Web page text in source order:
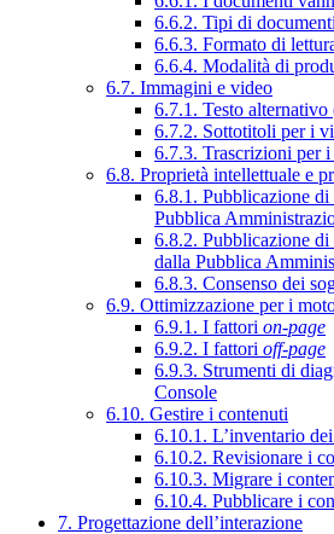
6.6.2. Tipi di documenti
6.6.3. Formato di
6.6.4. Modalità di
6.7. Immagini e video
6.7.1. Testo
6.7.2. Sottotitoli per i
6.7.3. Trascrizioni per
6.8. Proprietà intellettuale e
6.8.1. Pubblicazione
Pubblica
6.8.2. Pubblicazione
dalla Pubblica
6.8.3. Consenso dei
6.9. Ottimizzazione per i
6.9.1. I fattori on-page
6.9.2. I fattori off-page
6.9.3. Strumenti di
Console
6.10. Gestire i contenuti
6.10.1. L’inventario
6.10.2. Revisionare i
6.10.3. Migrare i
6.10.4. Pubblicare i
7. Progettazione dell’interazione